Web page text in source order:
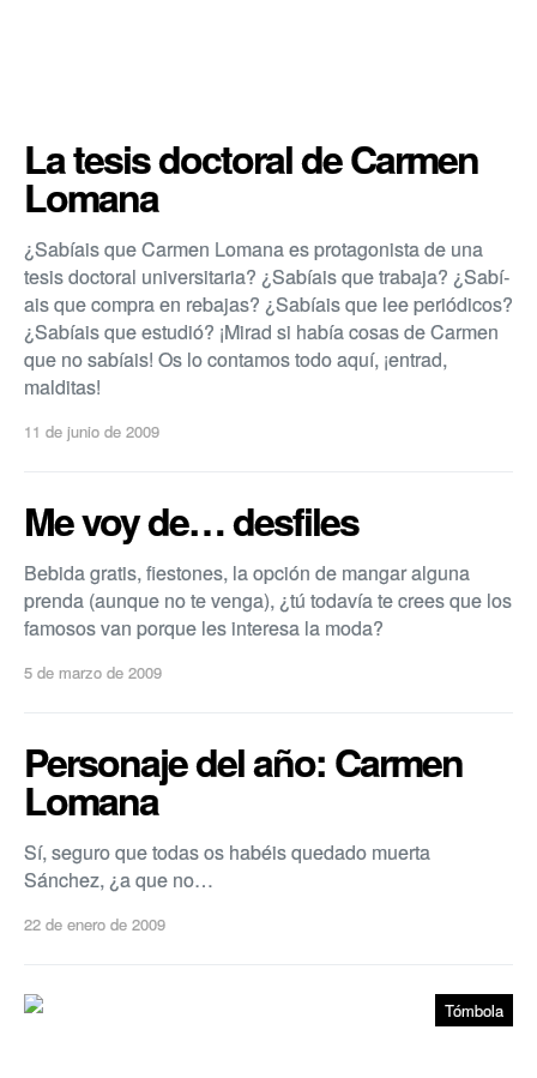
La tesis doctoral de Carmen
Lomana
¿Sabí­ais que Carmen Lomana es protagonista de una
tesis doctoral universitaria? ¿Sabí­ais que trabaja? ¿Sabí­
ais que compra en rebajas? ¿Sabí­ais que lee periódicos?
¿Sabí­ais que estudió? ¡Mirad si habí­a cosas de Carmen
que no sabí­ais! Os lo contamos todo aquí­, ¡entrad,
malditas!
11 de junio de 2009
Me voy de… desfiles
Bebida gratis, fiestones, la opción de mangar alguna
prenda (aunque no te venga), ¿tú todaví­a te crees que los
famosos van porque les interesa la moda?
5 de marzo de 2009
Personaje del año: Carmen
Lomana
Sí­, seguro que todas os habéis quedado muerta
Sánchez, ¿a que no…
22 de enero de 2009
Tómbola